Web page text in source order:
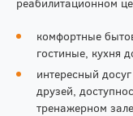
комфортные
гостиные, кухня
интересный
друзей,
тренажерном